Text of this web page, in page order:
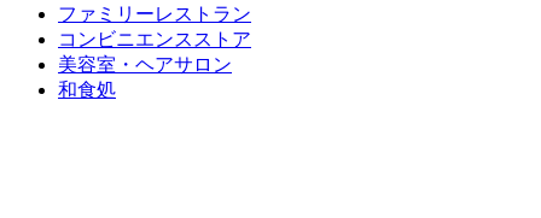
ファミリーレストラン
コンビニエンスストア
美容室・ヘアサロン
和食処